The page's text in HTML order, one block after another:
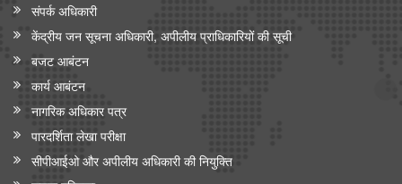
संपर्क अधिकारी
केंद्रीय जन सूचना अधिकारी, अपीलीय प्राधिकारियों की सूची
बजट आबंटन
कार्य आबंटन
नागरिक अधिकार पत्र
पारदर्शिता लेखा परीक्षा
सीपीआईओ और अपी‍लीय अधिकारी की नियुक्ति